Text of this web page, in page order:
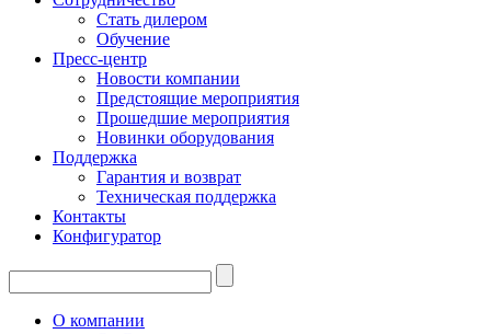
Стать дилером
Обучение
Пресс-центр
Новости компании
Предстоящие мероприятия
Прошедшие мероприятия
Новинки оборудования
Поддержка
Гарантия и возврат
Техническая поддержка
Контакты
Конфигуратор
О компании